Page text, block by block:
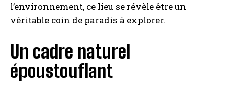
l’environnement, ce lieu se révèle être un
véritable coin de paradis à explorer.
Un cadre naturel
époustouflant